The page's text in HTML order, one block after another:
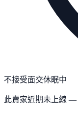
不接受面交休眠中
此賣家近期未上線 —